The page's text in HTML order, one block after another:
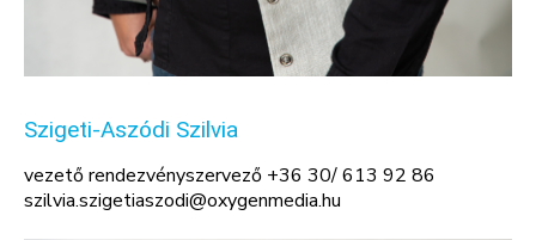
Szigeti-Aszódi Szilvia
vezető rendezvényszervező +36 30/ 613 92 86
szilvia.szigetiaszodi@oxygenmedia.hu